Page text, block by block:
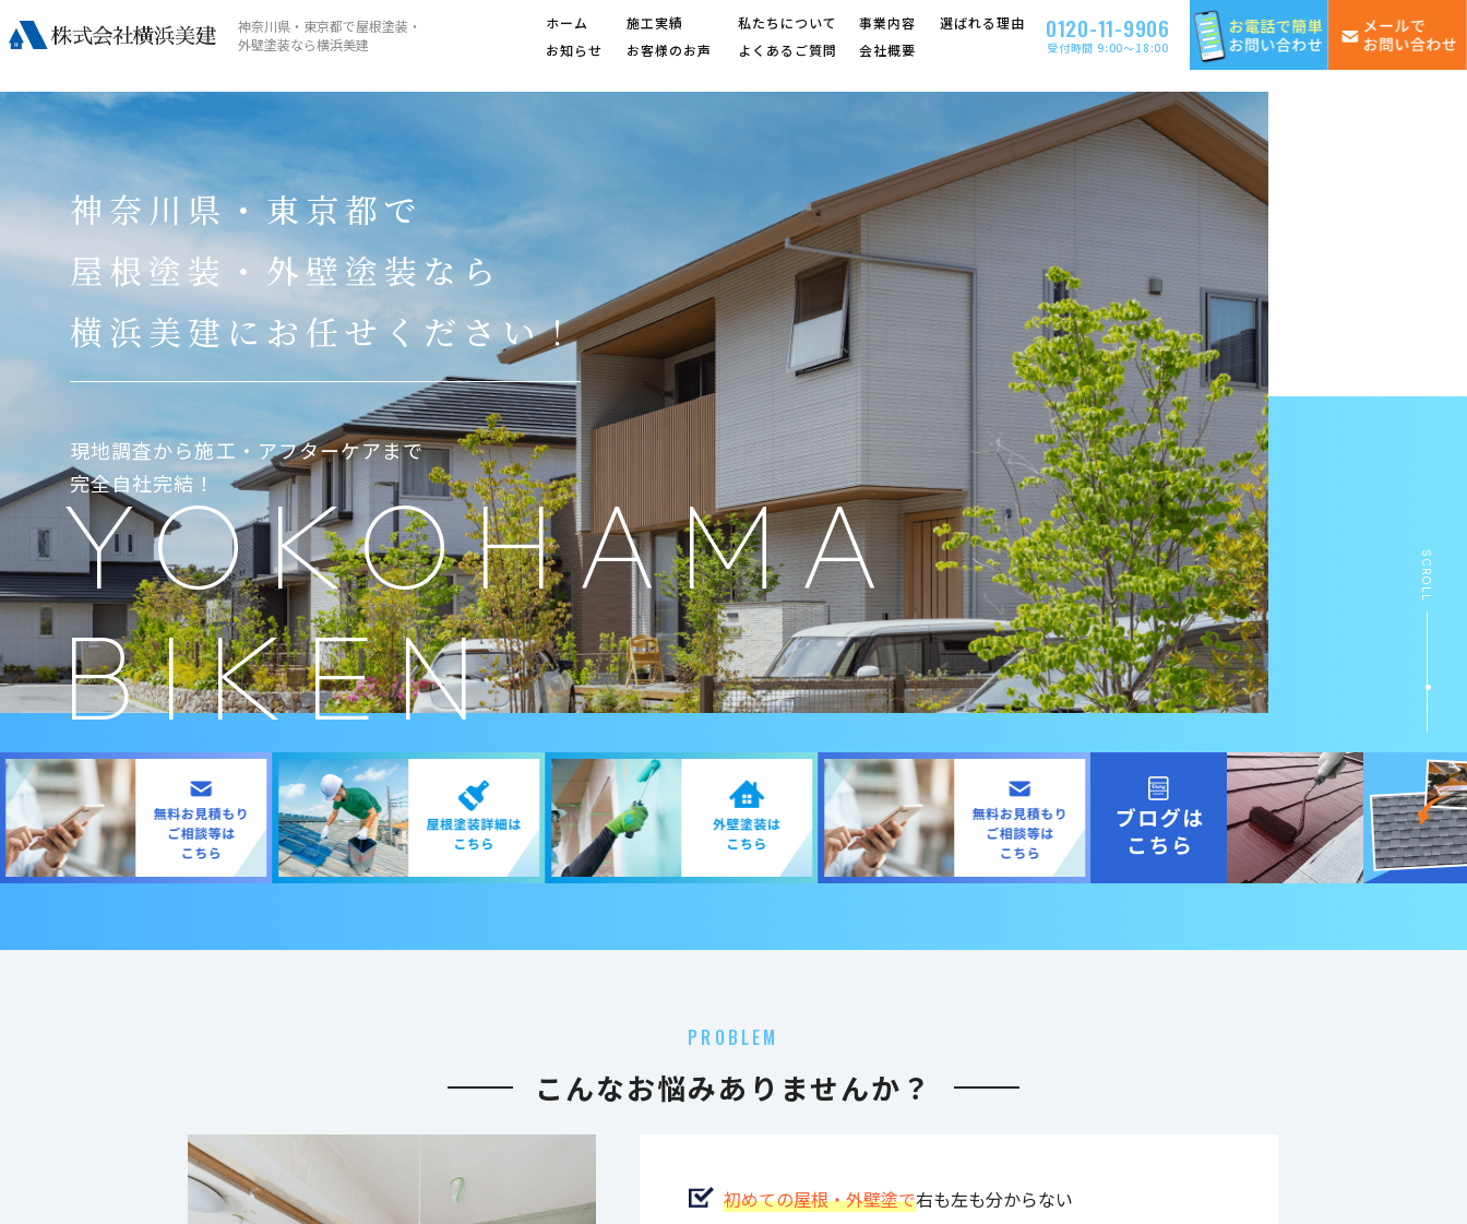
神奈川県・東京都で屋根塗装・
外壁塗装なら横浜美建
ホーム 施工実績 私たちについて 事業内容
選ばれる理由
お知らせ
お客様のお声 よくあるご質問 会社概要
0120-11-9906
受付時間 9:00〜18:00
YOKOHAMA
BIKEN
神奈川県・東京都で
屋根塗装・外壁塗装なら
横浜美建にお任せください！
現地調査から施工・アフターケアまで
完全自社完結！
SCROLL
PROBLEM
こんなお悩みありませんか？
初めての屋根・外壁塗で右も左も分からない